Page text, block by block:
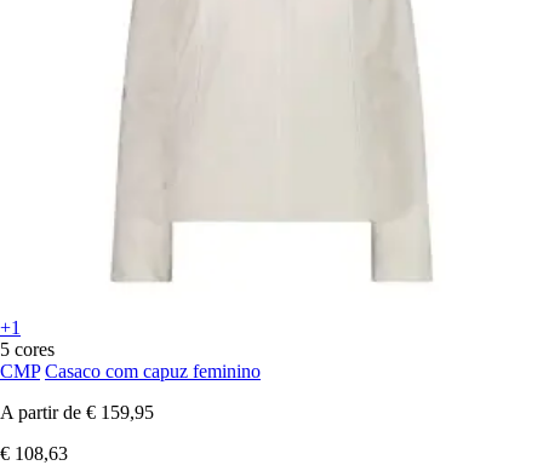
+1
5 cores
CMP Casaco com capuz feminino
A partir de € 159,95
€ 108,63